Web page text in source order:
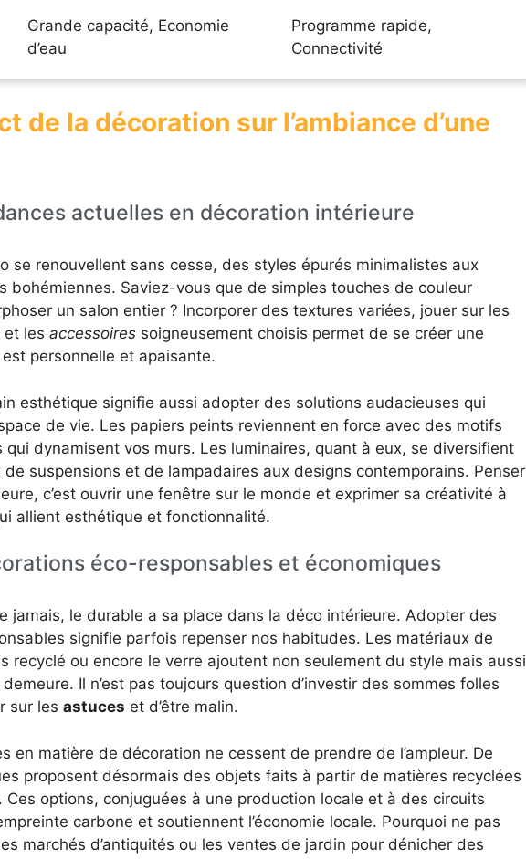
Grande capacité, Economie
d’eau
Programme rapide,
Connectivité
de la décoration sur l’ambiance d’une
actuelles en décoration intérieure
se renouvellent sans cesse, des styles épurés minimalistes aux
bohémiennes. Saviez-vous que de simples touches de couleur
un salon entier ? Incorporer des textures variées, jouer sur les
et les accessoiressoigneusement choisis permet de se créer une
personnelle et apaisante.
esthétique signifie aussi adopter des solutions audacieuses qui
de vie. Les papiers peints reviennent en force avec des motifs
qui dynamisent vos murs. Les luminaires, quant à eux, se diversifient
de suspensions et de lampadaires aux designs contemporains. Penser
c’est ouvrir une fenêtre sur le monde et exprimer sa créativité à
allient esthétique et fonctionnalité.
éco-responsables et économiques
jamais, le durable a sa place dans la déco intérieure. Adopter des
signifie parfois repenser nos habitudes. Les matériaux de
recyclé ou encore le verre ajoutent non seulement du style mais aussi
Il n’est pas toujours question d’investir des sommes folles
sur les astuces et d’être malin.
en matière de décoration ne cessent de prendre de l’ampleur. De
proposent désormais des objets faits à partir de matières recyclées
options, conjuguées à une production locale et à des circuits
carbone et soutiennent l’économie locale. Pourquoi ne pas
marchés d’antiquités ou les ventes de jardin pour dénicher des